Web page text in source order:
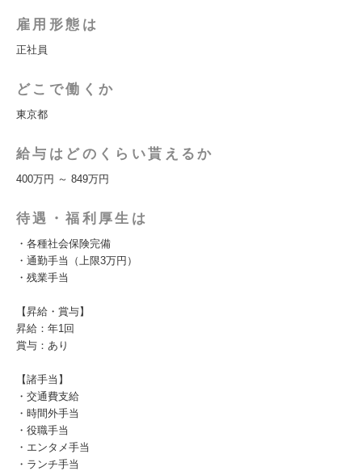
雇用形態は
正社員
どこで働くか
東京都
給与はどのくらい貰えるか
400万円 ～ 849万円
待遇・福利厚生は
・各種社会保険完備
・通勤手当（上限3万円）
・残業手当
【昇給・賞与】
昇給：年1回
賞与：あり
【諸手当】
・交通費支給
・時間外手当
・役職手当
・エンタメ手当
・ランチ手当